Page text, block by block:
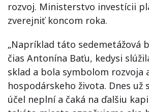
rozvoj. Ministerstvo investícii
zverejniť koncom roka.
„Napríklad táto sedemetážová
čias Antonína Baťu, kedysi
sklad a bola symbolom rozvoja
hospodárskeho života. Dnes už
účel neplní a čaká na ďalšiu